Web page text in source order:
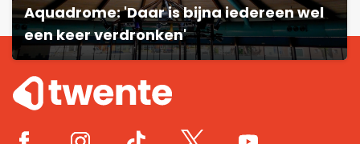
Aquadrome: 'Daar is bijna iedereen wel
een keer verdronken'